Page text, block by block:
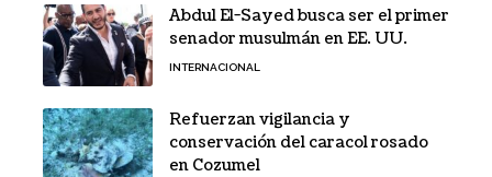
Abdul El-Sayed busca ser el primer
senador musulmán en EE. UU.
INTERNACIONAL
Refuerzan vigilancia y
conservación del caracol rosado
en Cozumel